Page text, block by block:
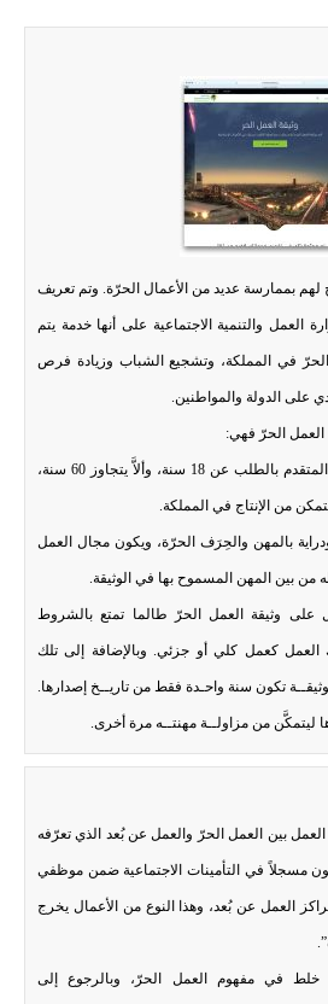
بممارسة عديد من الأعمال الحرّة. وتم تعريف
العمل والتنمية الاجتماعية على أنها خدمة يتم
الحرّ في المملكة، وتشجيع الشباب وزيادة فرص
على الدولة والمواطنين.
الحرّ فهي:
1- يجب ألاَّ يقل سن الشخص المتقدم بالطلب عن 18 سنة، وألاَّ يتجاوز 60 سنة،
من الإنتاج في المملكة.
بالمهن والحِرَف الحرّة، ويكون مجال العمل
من بين المهن المسموح بها في الوثيقة.
وثيقة العمل الحرّ طالما تمتع بالشروط
العمل كعمل كلي أو جزئي. وبالإضافة إلى تلك
تكون سنة واحـدة فقط من تاريــخ إصدارها.
ليتمكَّن من مزاولــة مهنتــه مرة أخرى.
بين العمل الحرّ والعمل عن بُعد الذي تعرّفه
مسجلاً في التأمينات الاجتماعية ضمن موظفي
العمل عن بُعد، وهذا النوع من الأعمال يخرج
خلط في مفهوم العمل الحرّ، وبالرجوع إلى